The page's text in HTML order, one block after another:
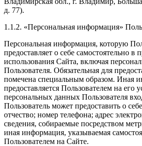
д. 77).
1.1.2. «Персональная информация»
Персональная информация, которую
предоставляет о себе самостоятельно в
использования Сайта, включая
Пользователя. Обязательная для
помечена специальным образом. Иная
предоставляется Пользователем на его
персональных данных Пользователя
Пользователь может предоставить о
отчество; номер телефона; адрес
сведения, собираемые посредством
иная информация, указываемая
Пользователем на Сайте.